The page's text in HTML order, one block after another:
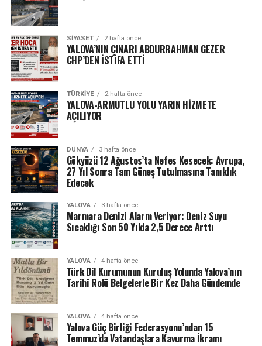
SIYASET 2 hafta önce
YALOVA’NIN ÇINARI ABDURRAHMAN GEZER
CHP’DEN İSTİFA ETTİ
TÜRKIYE 2 hafta önce
YALOVA-ARMUTLU YOLU YARIN HİZMETE
AÇILIYOR
DÜNYA 3 hafta önce
Gökyüzü 12 Ağustos’ta Nefes Kesecek: Avrupa,
27 Yıl Sonra Tam Güneş Tutulmasına Tanıklık
Edecek
YALOVA 3 hafta önce
Marmara Denizi Alarm Veriyor: Deniz Suyu
Sıcaklığı Son 50 Yılda 2,5 Derece Arttı
YALOVA 4 hafta önce
Türk Dil Kurumunun Kuruluş Yolunda Yalova’nın
Tarihî Rolü Belgelerle Bir Kez Daha Gündemde
YALOVA 4 hafta önce
Yalova Güç Birliği Federasyonu’ndan 15
Temmuz’da Vatandaşlara Kavurma İkramı